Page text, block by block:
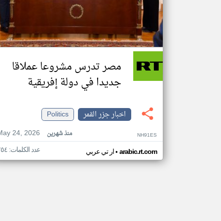
مصر تدرس مشروعا عملاقا
جديدا في دولة إفريقية
اخبار جزر القمر
Politics
24, 2026
منذ شهرين NH91ES
ار تي عربي• arabic.rt.com عدد الكلمات: ٢٥٤